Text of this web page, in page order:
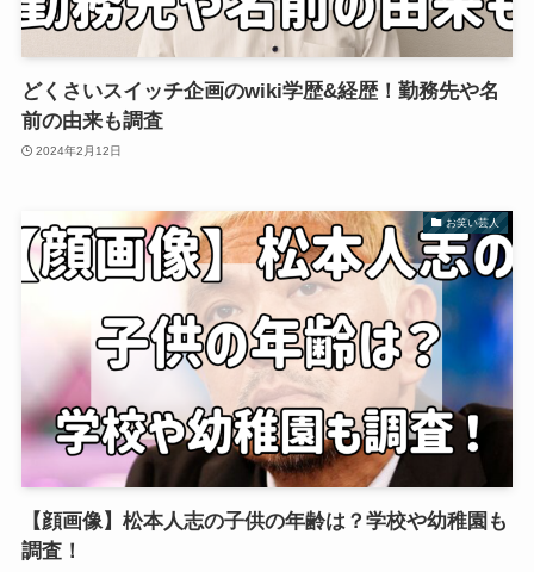
どくさいスイッチ企画のwiki学歴&経歴！勤務先や名
前の由来も調査
2024年2月12日
お笑い芸人
【顔画像】松本人志の子供の年齢は？学校や幼稚園も
調査！